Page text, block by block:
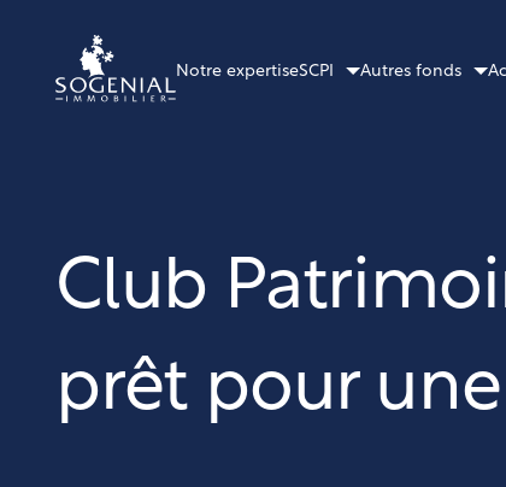
Notre expertiseSCPI Autres fonds
Club
prêt pour